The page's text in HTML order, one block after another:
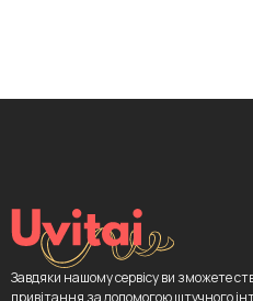
Завдяки нашому сервісу ви зможете
привітання за допомогою штучного